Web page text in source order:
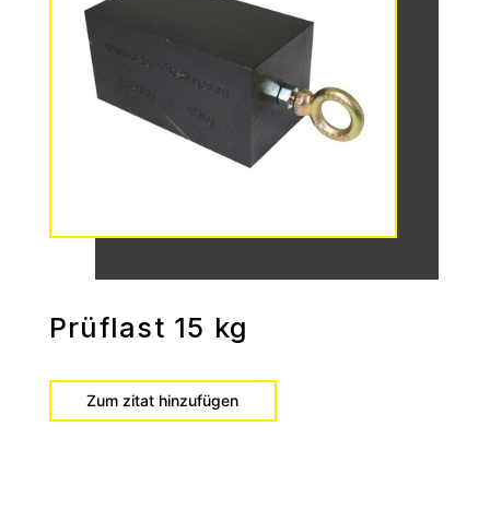
Prüflast 15 kg
Zum zitat hinzufügen